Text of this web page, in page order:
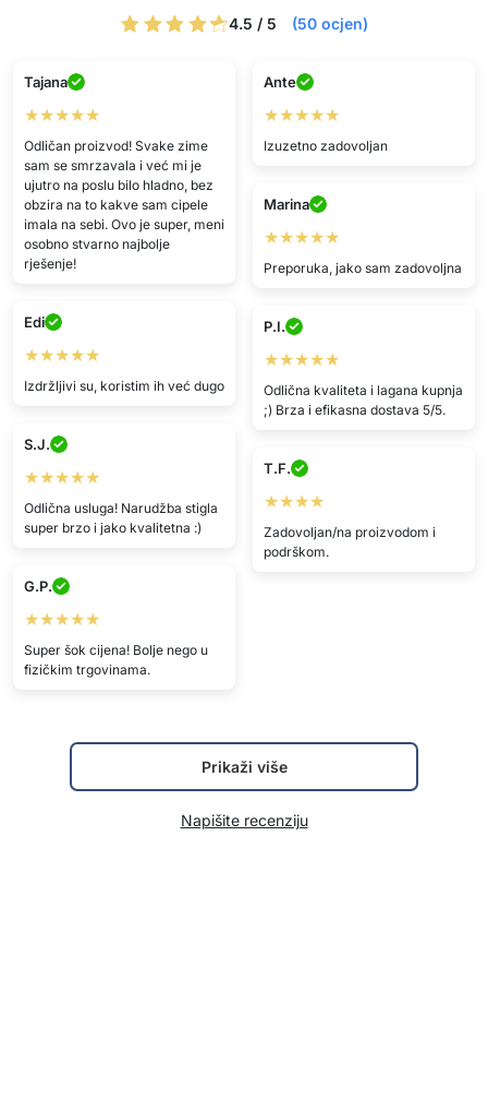
4.5 / 5 (50 ocjen)
Tajana
★★★★★
Odličan proizvod! Svake zime
sam se smrzavala i već mi je
ujutro na poslu bilo hladno, bez
obzira na to kakve sam cipele
imala na sebi. Ovo je super, meni
osobno stvarno najbolje
rješenje!
Ante
★★★★★
Izuzetno zadovoljan
Marina
★★★★★
Preporuka, jako sam zadovoljna
Edi
★★★★★
Izdržljivi su, koristim ih već dugo
P.I.
★★★★★
Odlična kvaliteta i lagana kupnja
;) Brza i efikasna dostava 5/5.
S.J.
★★★★★
Odlična usluga! Narudžba stigla
super brzo i jako kvalitetna :)
T.F.
★★★★
Zadovoljan/na proizvodom i
podrškom.
G.P.
★★★★★
Super šok cijena! Bolje nego u
fizičkim trgovinama.
Prikaži više
Napišite recenziju